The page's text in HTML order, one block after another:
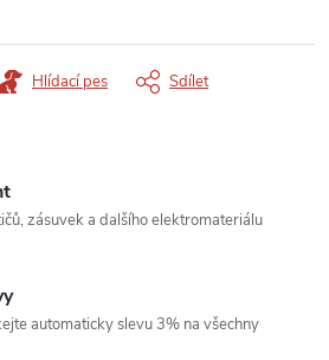
Hlídací pes Sdílet
zásuvek a dalšího elektromateriálu
automaticky slevu 3% na všechny